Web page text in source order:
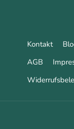
Kontakt
AGB